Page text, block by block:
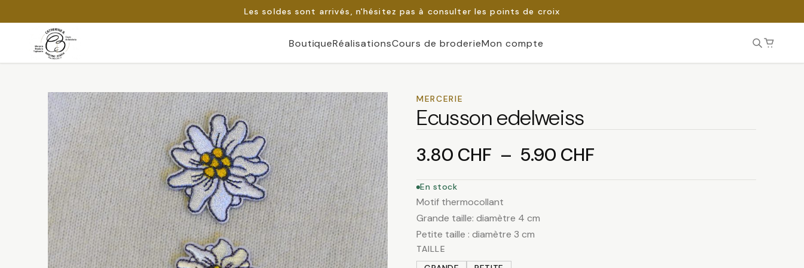
Les soldes sont arrivés, n'hésitez pas à consulter les points de croix
Passer
BoutiqueRéalisationsCours de broderieMon compte
MERCERIE
Ecusson edelweiss
3.80 CHF – 5.90 CHF
de
En stock
Motif thermocollant
Grande taille: diamètre 4 cm
Petite taille : diamètre 3 cm
TAILLE